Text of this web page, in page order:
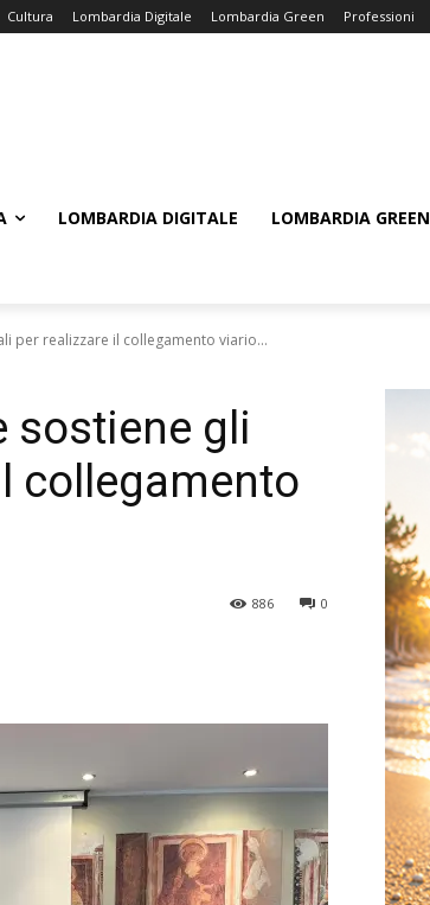
Cultura Lombardia Digitale Lombardia Green Professioni
LOMBARDIA DIGITALE LOMBARDIA GREEN
per realizzare il collegamento viario...
sostiene gli
collegamento
0
886